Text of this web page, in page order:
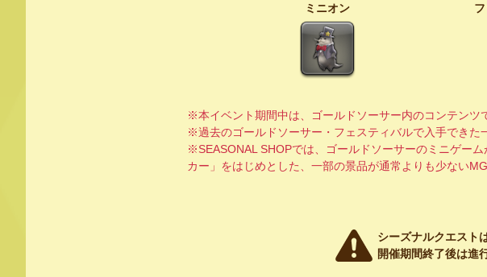
ミニオン
※本イベント期間中は、ゴールドソーサー内のコンテンツ
※過去のゴールドソーサー・フェスティバルで入手できた
※SEASONAL SHOPでは、ゴールドソーサーのミニゲー
カー」をはじめとした、一部の景品が通常よりも少ない
シーズナルクエスト
開催期間終了後は進